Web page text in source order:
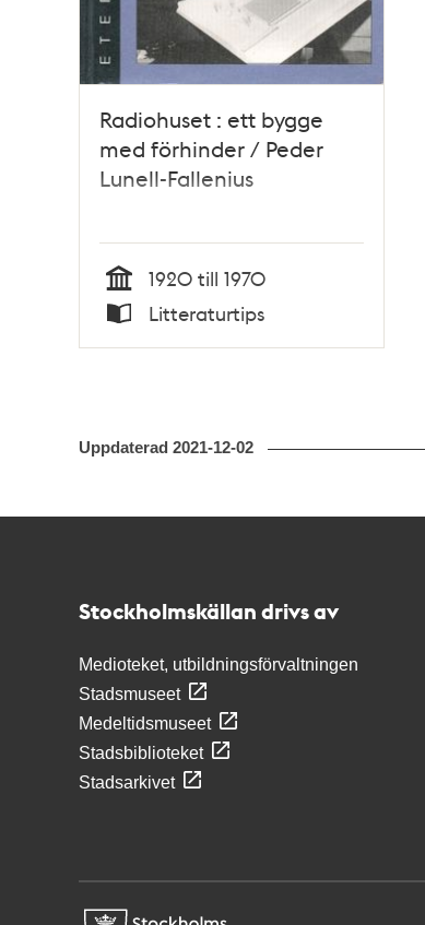
Radiohuset : ett bygge
med förhinder / Peder
Lunell-Fallenius
Tid
1920 till 1970
Typ
Litteraturtips
Uppdaterad 2021-12-02
Stockholmskällan drivs av
Medioteket, utbildningsförvaltningen
Stadsmuseet
Medeltidsmuseet
Stadsbiblioteket
Stadsarkivet